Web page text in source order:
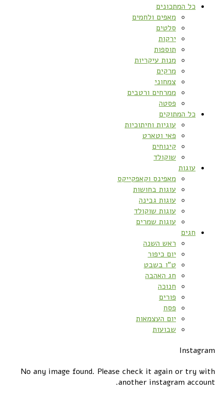
כל המתכונים
מאפים ולחמים
סלטים
ירקות
תוספות
מנות עיקריות
מרקים
צמחוני
ממרחים ורטבים
פסטה
כל המתוקים
עוגיות וחיתוכיות
פאי וטארט
קינוחים
שוקולד
עוגות
מאפינס וקאפקייקס
עוגות בחושות
עוגות גבינה
עוגות שוקולד
עוגות שמרים
חגים
ראש השנה
יום כיפור
ט”ו בשבט
חג האהבה
חנוכה
פורים
פסח
יום העצמאות
שבועות
Instagram
No any image found. Please check it again or try with
another instagram account.